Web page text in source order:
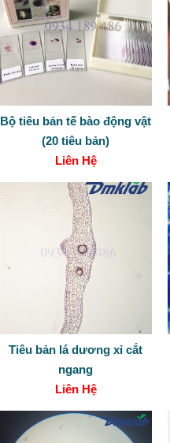
Bộ tiêu bản tế bào động vật
(20 tiêu bản)
Liên Hệ
Tiêu bản lá dương xỉ cắt
ngang
Liên Hệ